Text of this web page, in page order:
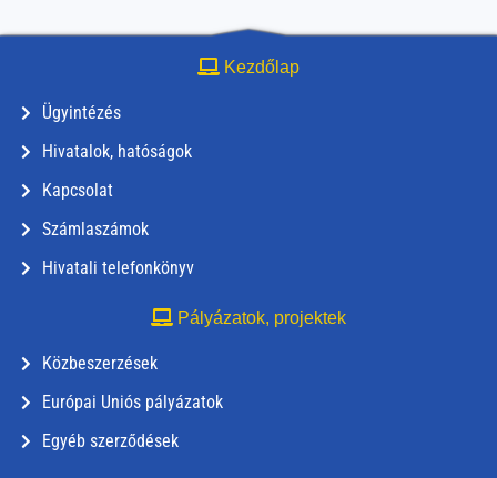
Kezdőlap
Ügyintézés
Hivatalok, hatóságok
Kapcsolat
Számlaszámok
Hivatali telefonkönyv
Pályázatok, projektek
Közbeszerzések
Európai Uniós pályázatok
Egyéb szerződések